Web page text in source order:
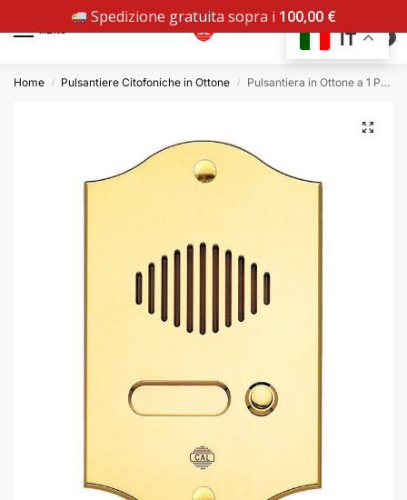
0
Home / Pulsantiere Citofoniche in Ottone / Pulsantiera in Ottone a 1 Pulsante P551 – Ottone Lucido/PVD
IT
Spedizione gratuita sopra i 100,00 €